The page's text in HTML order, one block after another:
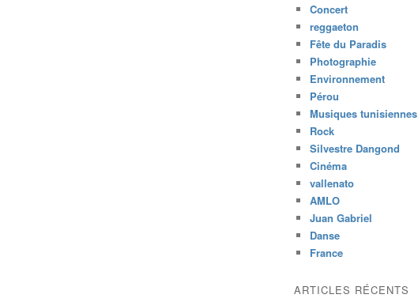
Concert
reggaeton
Fête du Paradis
Photographie
Environnement
Pérou
Musiques tunisiennes
Rock
Silvestre Dangond
Cinéma
vallenato
AMLO
Juan Gabriel
Danse
France
ARTICLES RÉCENTS